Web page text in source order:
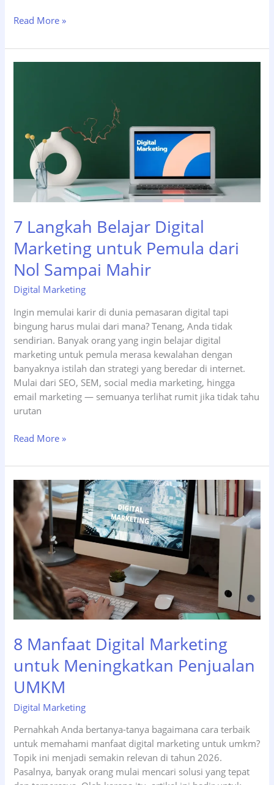
8
Mengapa
Jasa
Investasi
Wajib
untuk
Bisnis
Anda
Read More »
7 Langkah Belajar Digital
Marketing untuk Pemula dari
Nol Sampai Mahir
Digital Marketing
Ingin memulai karir di dunia pemasaran digital tapi
bingung harus mulai dari mana? Tenang, Anda tidak
sendirian. Banyak orang yang ingin belajar digital
marketing untuk pemula merasa kewalahan dengan
banyaknya istilah dan strategi yang beredar di internet.
Mulai dari SEO, SEM, social media marketing, hingga
email marketing — semuanya terlihat rumit jika tidak tahu
urutan
7
Belajar
Digital
Marketing
untuk
Pemula
dari
Nol
Sampai
Mahir
Read More »
8 Manfaat Digital Marketing
untuk Meningkatkan Penjualan
UMKM
Digital Marketing
Pernahkah Anda bertanya-tanya bagaimana cara terbaik
untuk memahami manfaat digital marketing untuk umkm?
Topik ini menjadi semakin relevan di tahun 2026.
Pasalnya, banyak orang mulai mencari solusi yang tepat